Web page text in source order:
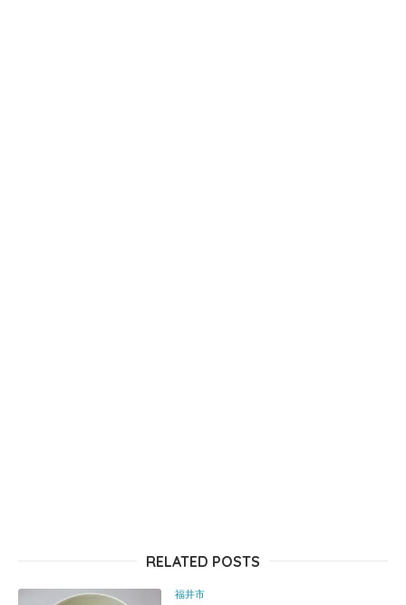
RELATED POSTS
福井市